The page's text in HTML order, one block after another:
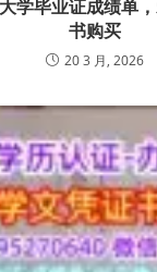
学毕业证成绩单
书购买
20 3 月, 2026